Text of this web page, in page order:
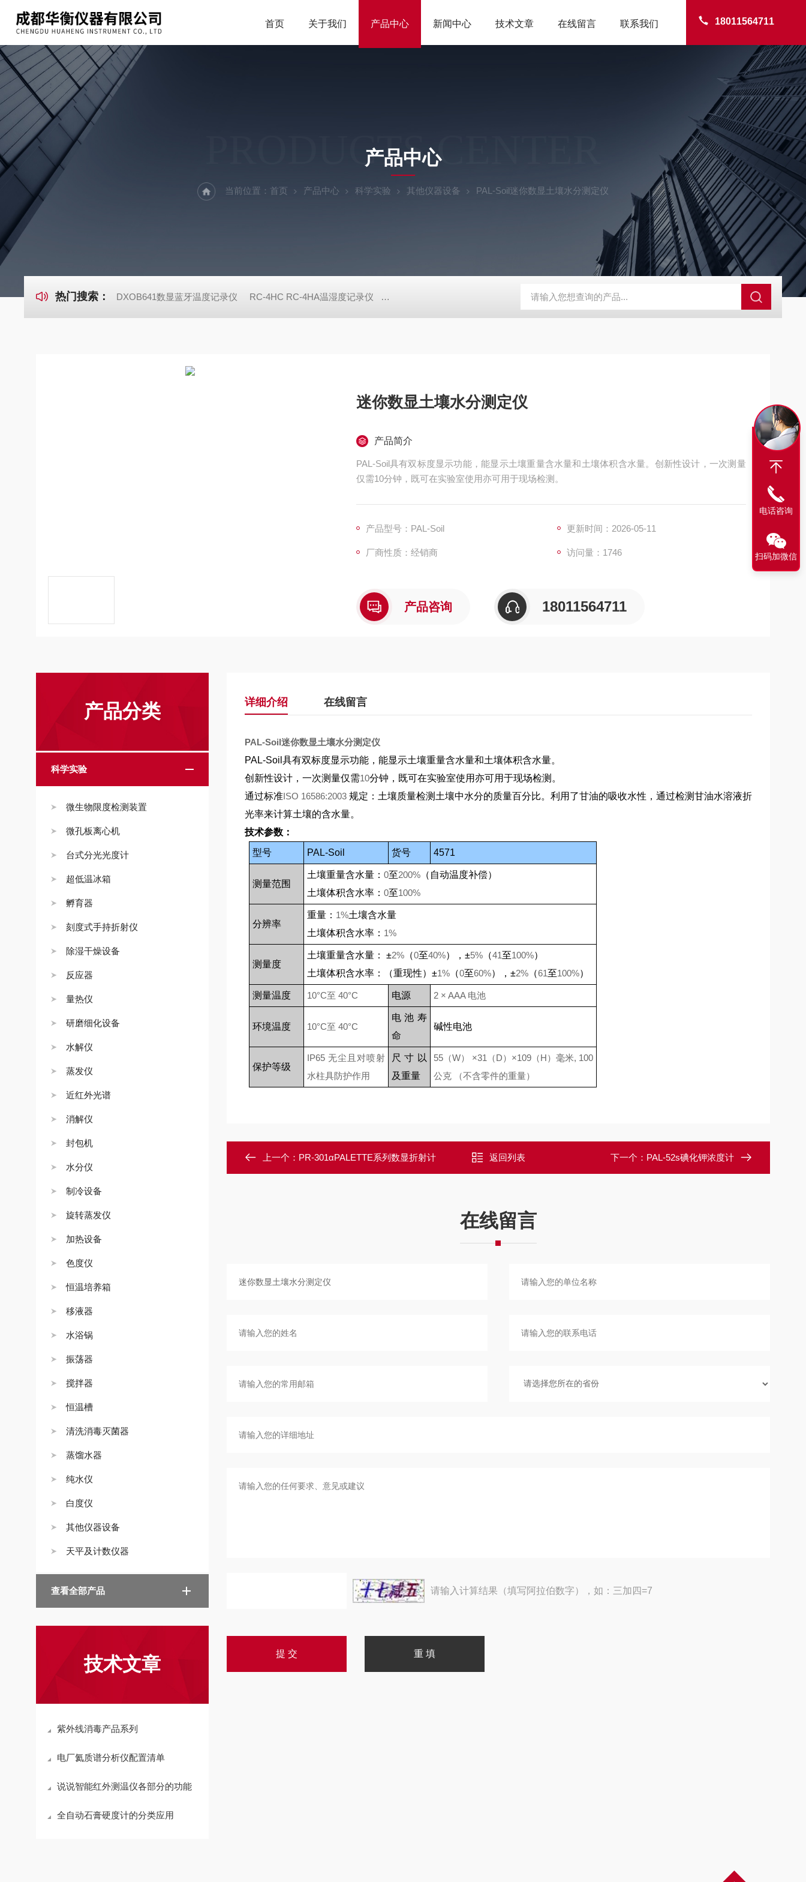
18011564711
首页 关于我们 产品中心 新闻中心 技术文章 在线留言 联系我们
PRODUCTS CENTER
产品中心
当前位置： 首页 产品中心 科学实验 其他仪器设备 PAL-Soil迷你数显土壤水分测定仪
热门搜索： DXOB641数显蓝牙温度记录仪 RC-4HC RC-4HA温湿度记录仪 多样品平行蒸发仪多样品平行蒸发仪 SBD-100B SBD-100D成都漏氯报警仪 漏氯报警器 漏氯检测仪
迷你数显土壤水分测定仪
产品简介
PAL-Soil具有双标度显示功能，能显示土壤重量含水量和土壤体积含水量。创新性设计，一次测量
仅需10分钟，既可在实验室使用亦可用于现场检测。
产品型号：PAL-Soil 更新时间：2026-05-11
厂商性质：经销商 访问量：1746
产品咨询 18011564711
产品分类
科学实验
微生物限度检测装置
微孔板离心机
台式分光光度计
超低温冰箱
孵育器
刻度式手持折射仪
除湿干燥设备
反应器
量热仪
研磨细化设备
水解仪
蒸发仪
近红外光谱
消解仪
封包机
水分仪
制冷设备
旋转蒸发仪
加热设备
色度仪
恒温培养箱
移液器
水浴锅
振荡器
搅拌器
恒温槽
清洗消毒灭菌器
蒸馏水器
纯水仪
白度仪
其他仪器设备
天平及计数仪器
查看全部产品
技术文章
紫外线消毒产品系列
电厂氦质谱分析仪配置清单
说说智能红外测温仪各部分的功能
全自动石膏硬度计的分类应用
详细介绍 在线留言
PAL-Soil迷你数显土壤水分测定仪
PAL-Soil 具有双标度显示功能，能显示土壤重量含水量和土壤体积含水量。
创新性设计，一次测量仅需10分钟，既可在实验室使用亦可用于现场检测。
通过标准ISO 16586:2003 规定：土壤质量检测土壤中水分的质量百分比。利用了甘油的吸收水性，通过检测甘油水溶液折
光率来计算土壤的含水量。
技术参数：
型号
PAL-Soil 货号 4571
测量范围
土壤重量含水量： 0至200%（自动温度补偿）
土壤体积含水率： 0至100%
分辨率
重量： 1%土壤含水量
土壤体积含水率： 1%
测量度
土壤重量含水量： ±2%（0至40%），±5%（41至100%）
土壤体积含水率：（重现性）±1%（0至60%），±2%（61至100%）
测量温度 10°C至 40°C 电源 2 × AAA 电池
环境温度 10°C至 40°C
电池寿
命
碱性电池
保护等级
IP65 无尘且对喷射
水柱具防护作用
尺寸以
及重量
55（W） ×31（D）×109（H） 毫米, 100
公克（不含零件的重量）
上一个： PR-301αPALETTE系列数显折射计 返回列表 下一个： PAL-52s碘化钾浓度计
在线留言
请输入计算结果（填写阿拉伯数字），如：三加四=7
电话咨询
扫码加微信